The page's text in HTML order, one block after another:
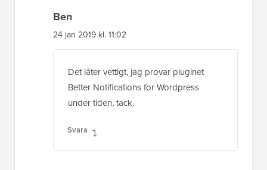
Ben
24 jan 2019 kl. 11:02
Det låter vettigt, jag provar pluginet
Better Notifications for Wordpress
under tiden, tack.
Svara